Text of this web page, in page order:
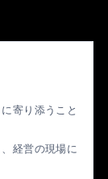
寄り添うこと
経営の現場に